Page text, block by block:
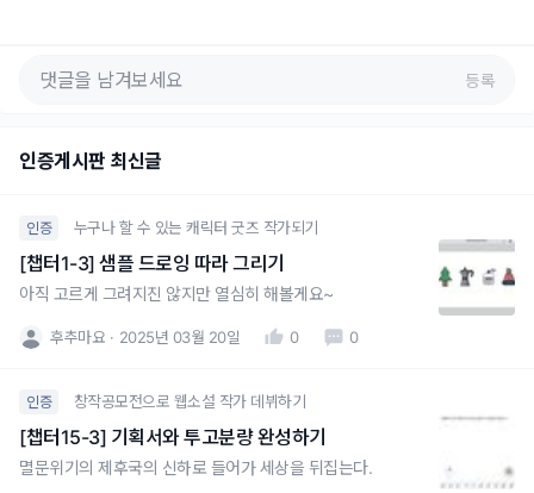
등록
인증게시판 최신글
인증 누구나 할 수 있는 캐릭터 굿즈 작가되기
[챕터1-3] 샘플 드로잉 따라 그리기
아직 고르게 그려지진 않지만 열심히 해볼게요~
후추마요 2025년 03월 20일 0 0
인증 창작공모전으로 웹소설 작가 데뷔하기
[챕터15-3] 기획서와 투고분량 완성하기
멸문위기의 제후국의 신하로 들어가 세상을 뒤집는다.